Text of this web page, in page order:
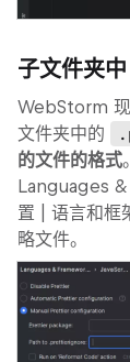
子文件夹中
WebStorm
文件夹中的
的文件的格式
Languages
置 | 语言和
略文件。